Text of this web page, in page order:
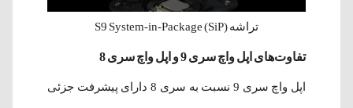
تراشه S9 System-in-Package (SiP)
تفاوت‌های اپل واچ سری 9 و اپل واچ سری 8
اپل واچ سری 9 نسبت به سری 8 دارای پیشرفت جزئی